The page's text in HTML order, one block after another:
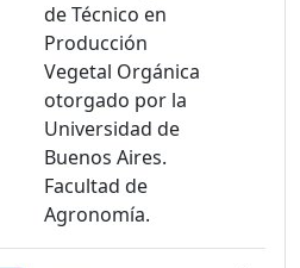
de Técnico en
Producción
Vegetal Orgánica
otorgado por la
Universidad de
Buenos Aires.
Facultad de
Agronomía.